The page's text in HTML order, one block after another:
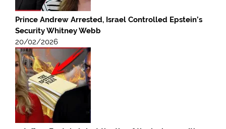
Prince Andrew Arrested, Israel Controlled Epstein’s
Security Whitney Webb
20/02/2026